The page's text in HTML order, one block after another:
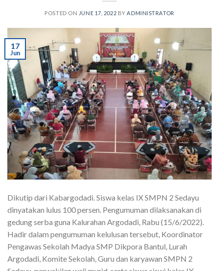
POSTED ON JUNE 17, 2022 BY ADMINISTRATOR
17
Jun
Dikutip dari Kabargodadi. Siswa kelas IX SMPN 2 Sedayu
dinyatakan lulus 100 persen. Pengumuman dilaksanakan di
gedung serba guna Kalurahan Argodadi, Rabu (15/6/2022).
Hadir dalam pengumuman kelulusan tersebut, Koordinator
Pengawas Sekolah Madya SMP Dikpora Bantul, Lurah
Argodadi, Komite Sekolah, Guru dan karyawan SMPN 2